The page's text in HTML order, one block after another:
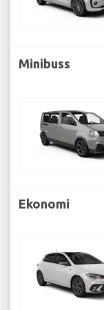
Minibuss
Ekonomi